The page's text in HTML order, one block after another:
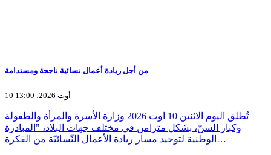
من أجل ريادة أعمال نسائية ناجحة ومستدامة
10 أوت 2026، 13:00
تُطلق اليوم الاثنين 10 اوت 2026 وزارة الأسرة والمرأة والطفولة
وكبار السنّ، بشكل متزامن في مختلف جهات البلاد، "المبادرة
الوطنية لتوحيد مسار ريادة الأعمال النّسائيّة من الفكرة…